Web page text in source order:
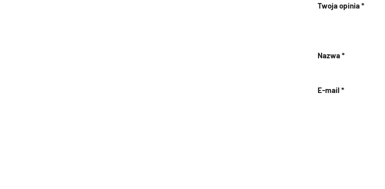
Twoja opinia*
Nazwa*
E-mail *